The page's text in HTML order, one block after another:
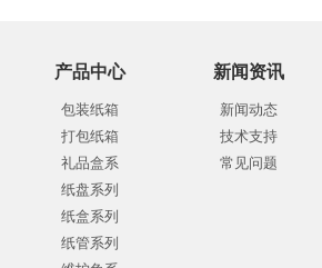
产品中心
包装纸箱
打包纸箱
礼品盒系
纸盘系列
纸盒系列
纸管系列
新闻资讯
新闻动态
技术支持
常见问题